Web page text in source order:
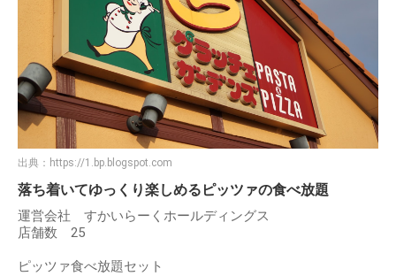
出典： https://1.bp.blogspot.com
落ち着いてゆっくり楽しめるピッツァの食べ放題
運営会社 すかいらーくホールディングス
店舗数 25
ピッツァ食べ放題セット